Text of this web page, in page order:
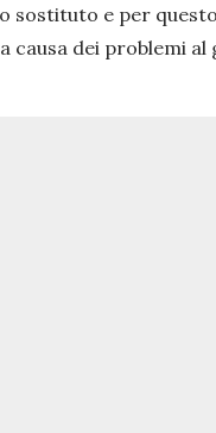
sostituto e per
dei problemi